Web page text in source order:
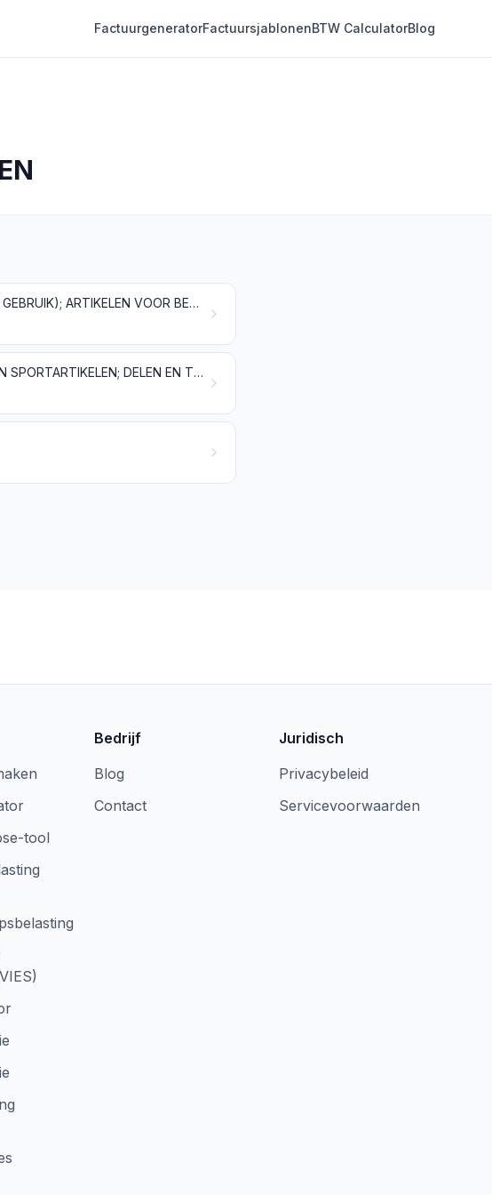
FactuurgeneratorFactuursjablonenBTW CalculatorBlog
MEUBELEN (OOK VOOR MEDISCH OF VOOR CHIRURGISCH GEBRUIK); ARTIKELEN VOOR BEDDEN EN DERGELIJKE ARTIKELEN; LICHTARMATUREN EN VERLICHTINGSTOESTELLEN, ELDERS GENOEMD NOCH ELDERS ONDER BEGREPEN; LICHTRECLAMES, VERLICHTE AANWIJZINGSBORDEN EN DERGELIJKE ARTIKELEN; GEPREFABRICEERDE BOUWWERKEN
SPEELGOED, SPELLEN, ARTIKELEN VOOR ONTSPANNING EN SPORTARTIKELEN; DELEN EN TOEBEHOREN DAARVAN
tool
Bedrijf
Blog
Contact
Juridisch
Privacybeleid
Servicevoorwaarden